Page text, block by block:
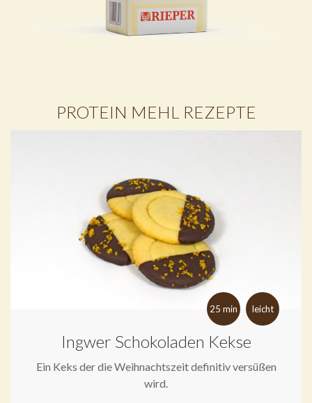
PROTEIN MEHL REZEPTE
25 min leicht
Ingwer Schokoladen Kekse
Ein Keks der die Weihnachtszeit definitiv versüßen
wird.